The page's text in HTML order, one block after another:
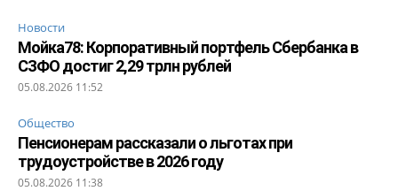
Новости
Мойка78: Корпоративный портфель Сбербанка в
СЗФО достиг 2,29 трлн рублей
05.08.2026 11:52
Общество
Пенсионерам рассказали о льготах при
трудоустройстве в 2026 году
05.08.2026 11:38